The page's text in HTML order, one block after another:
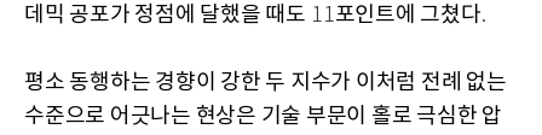
데믹 공포가 정점에 달했을 때도 11포인트에 그쳤다.
평소 동행하는 경향이 강한 두 지수가 이처럼 전례 없는
수준으로 어긋나는 현상은 기술 부문이 홀로 극심한 압